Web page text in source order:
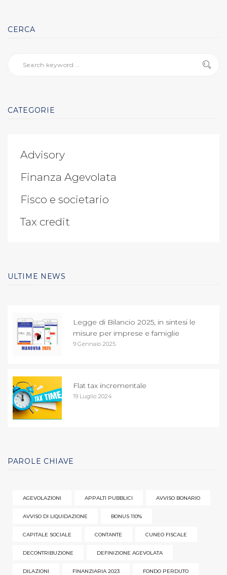
CERCA
CATEGORIE
Advisory
Finanza Agevolata
Fisco e societario
Tax credit
ULTIME NEWS
Legge di Bilancio 2025, in sintesi le
misure per imprese e famiglie
9 Gennaio 2025
Flat tax incrementale
19 Luglio 2024
PAROLE CHIAVE
AGEVOLAZIONI APPALTI PUBBLICI AVVISO BONARIO
AVVISO DI LIQUIDAZIONE BONUS 110%
CAPITALE SOCIALE CONTANTE CUNEO FISCALE
DECONTRIBUZIONE DEFINIZIONE AGEVOLATA
DILAZIONI FINANZIARIA 2023 FONDO PERDUTO